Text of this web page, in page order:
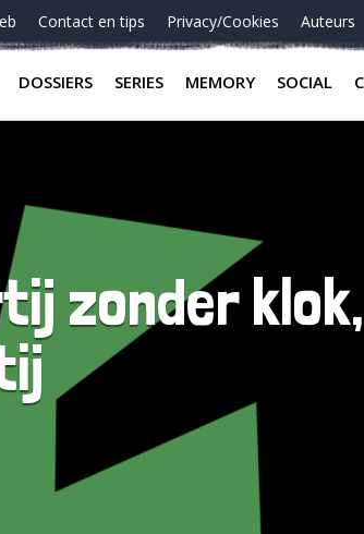
Contact en tips Privacy/Cookies Auteurs
DOSSIERS SERIES MEMORY SOCIAL
zonder klok,